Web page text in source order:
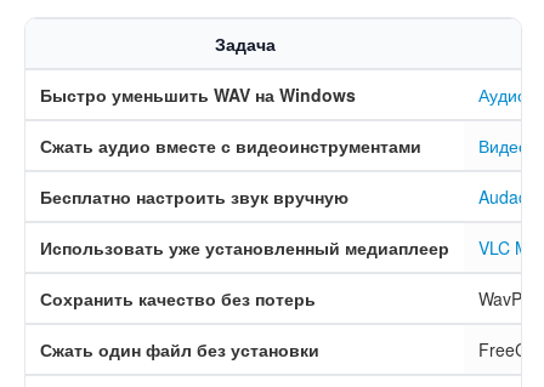
Задача
Быстро уменьшить WAV на Windows
Сжать аудио вместе с видеоинструментами
Бесплатно настроить звук вручную Audacity
Использовать уже установленный медиаплеер VLC
Сохранить качество без потерь
Сжать один файл без установки